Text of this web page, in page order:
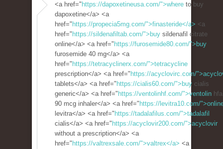
<a href=" https://dapoxetineusa.com/">where to buy
dapoxetine</a> <a
href=" https://propecia5mg.com/">finasteride</a> <a
href=" https://sildenafiltab.com/">buy sildenafil citrate
online</a> <a href=" https://furosemide80.com/">buy
furosemide 40 mg</a> <a
href=" https://tetracyclinerx.com/">tetracycline
prescription</a> <a href=" https://acyclovirc.com/
tablets</a> <a href=" https://cialis60.com/">buy cialis
generic</a> <a href=" https://ventolinhf.com/">ventolin hfa
90 mcg inhaler</a> <a href=" https://levitra10.com/
levitra</a> <a href=" https://tadalafilus.com/">tadalafil
cialis</a> <a href=" https://acyclovir200.com/">acyclovir
without a prescription</a> <a
href=" https://valtrexsale.com/">valtrex</a> <a